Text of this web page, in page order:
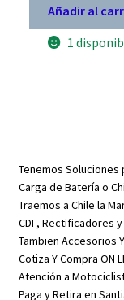
era:
$
Añadir al
1
Tenemos
Carga de Batería o
Traemos a Chile la
CDI , Rectificadores
Tambien Accesorios
Cotiza Y Compra ON
Atención a
Paga y Retira en